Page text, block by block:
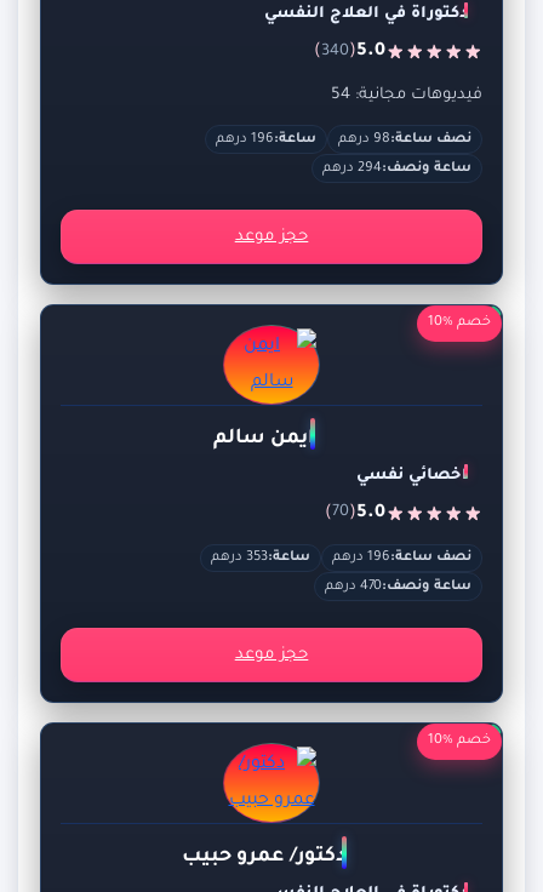
دكتوراة في العلاج النفسي
5.0
(
340
)
فيديوهات مجانية: 54
نصف ساعة:98 درهم ساعة:196 درهم
ساعة ونصف:294 درهم
حجز موعد
خصم %10
ايمن سالم
اخصائي نفسي
5.0
(
70
)
نصف ساعة:196 درهم ساعة:353 درهم
ساعة ونصف:470 درهم
حجز موعد
خصم %10
دكتور/ عمرو حبيب